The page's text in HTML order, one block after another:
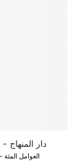
Daru'l-Minhac - دار المنهاج
El-Avamilül-Mie - العوامل المئة